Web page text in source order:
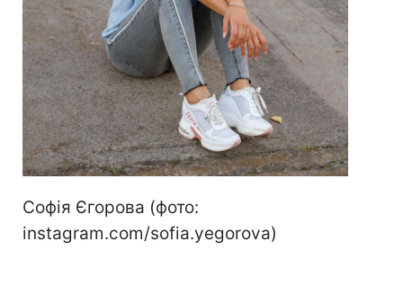
Софія Єгорова (фото:
instagram.com/sofia.yegorova)